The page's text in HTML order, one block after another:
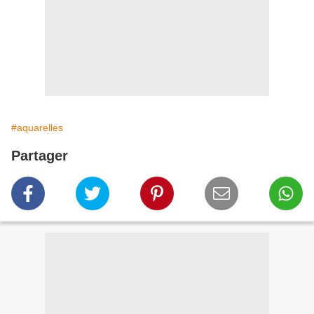
#aquarelles
Partager